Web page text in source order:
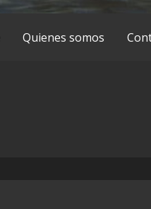
Quienes somos